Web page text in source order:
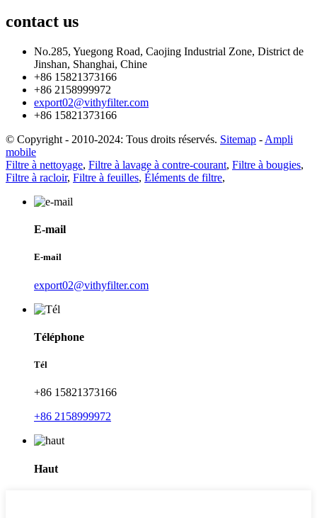
contact us
No.285, Yuegong Road, Caojing Industrial Zone, District de
Jinshan, Shanghai, Chine
+86 15821373166
+86 2158999972
export02@vithyfilter.com
+86 15821373166
© Copyright - 2010-2024: Tous droits réservés. Sitemap - Ampli
mobile
Filtre à nettoyage, Filtre à lavage à contre-courant, Filtre à bougies,
Filtre à racloir, Filtre à feuilles, Éléments de filtre,
E-mail
E-mail
export02@vithyfilter.com
Téléphone
Tél
+86 15821373166
+86 2158999972
Haut